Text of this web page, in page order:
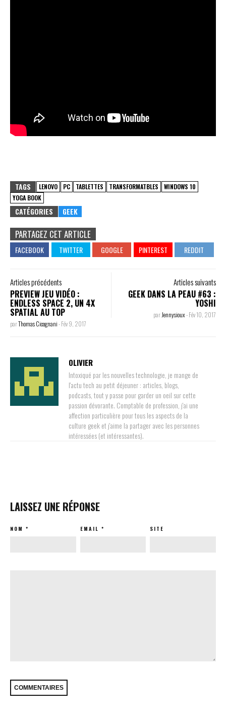
TAGS LENOVO PC TABLETTES TRANSFORMATBLES
WINDOWS 10
YOGA BOOK
CATÉGORIES GEEK
PARTAGEZ CET ARTICLE
Articles précédents
PREVIEW JEU VIDÉO :
ENDLESS SPACE 2, UN 4X
SPATIAL AU TOP
parThomas Cicognani-Fév 9, 2017
Articles suivants
GEEK DANS LA PEAU #63 :
YOSHI
parJennysioux-Fév 10, 2017
OLIVIER
Intoxiqué par les nouvelles technologie, je mange de
l'actu tech au petit déjeuner : articles, blogs,
podcasts, tout y passe pour garder un oeil sur cette
passion dévorante. Comptable de profession, j'ai une
affection particulière pour tous les aspects de la
culture geek et j'aime la partager avec les personnes
intéressées (et intéressantes).
LAISSEZ UNE RÉPONSE
NOM * EMAIL * SITE